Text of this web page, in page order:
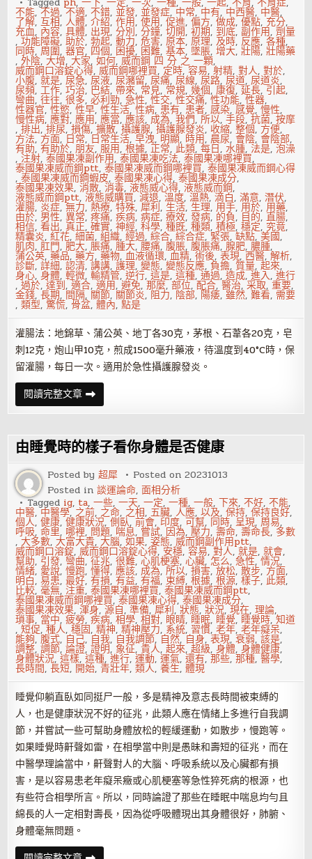
表
不能,不過,不適,不錯,並發,並發症, 中常, 中有, 中西醫, 中醫,
了解,互相,人體,介紹,作用,使用,促進,偏方,做成,優點, 充分,
充血, 內容,具體, 出現,分別,分鐘,切開,初期, 到底,副作用,劑量
,功能障礙,助於,勃起,動力,危害,原本,原理,及時, 反應,各種,
同時,周圍,器官, 四個, 困擾, 困難,基本,墜脹,增大,壯陽,壯陽藥
,外陰,大增,大家,如何,威而鋼 四 分 之 一顆,
威而鋼口溶錠心得,威而鋼哪裡買, 定時,容易,射精,對人,對於,
小腹,就是,尿急,尿液,尿瀦留,尿痛,尿線,尿路,尿道,尿道炎,
尿頻,工作,巧治, 巴結,帶來, 常見, 常規,幾個,康復,延長, 引起,
彎曲,往往,很多,必利勁,急性,性交,性交痛,性功能,性器,
性器官,性慾,性早,性生活,性病, 患有, 患者,感染,感覺,慢性,
慢性病,應對,應用,應當,應該, 成為,我們,所以,手段,抗菌,按摩
,排出,排尿,損傷,擴散,攝護腺,攝護腺發炎, 收縮,整個, 方便,
方法, 方面, 日常, 日常生活,早洩, 明顯, 時用, 晨尿, 會陰, 會陰部,
有助,有助於,朋友,服用,根據,正常,此類,每日,水腫, 法是,泡澡
,注射,泰國果凍副作用,泰國果凍吃法,泰國果凍哪裡買,
泰國果凍威而鋼ptt,泰國果凍威而鋼哪裡買,泰國果凍威而鋼心得
,泰國果凍威而鋼蝦皮,泰國果凍心得,泰國果凍成分,
泰國果凍效果,消散,消毒,液態威心得,液態威而鋼,
液態威而鋼ptt,液態威購買,減退,溫度,溫熱,滴白,滿意,潛伏,
灌腸, 炎症,無力,熱療,特殊,犀利,生活,生理, 用手, 用於, 用藥,
由於, 男性,異常,疼痛,疾病,病症,療效,發病, 的負, 目的,直腸,
相信,看出,真正,確實,神經,科學,種既,種類,積極,穩定, 究竟,
精囊炎,紅花,細菌,組織,經過,綜合,綜合症, 緊張,缺點,美國,
肌肉,肛門,肥大,脹痛,腫大,腰痛,腹脹,腹脹痛,腺肥,膿腫,
蒲公英,藥品,藥方,藥物,血液循環,血精,術後,表現,西醫,解析,
診斷,詳細,認清,講講,護理,變態,變態反應, 負擔,質量,起來,
身心,身體,輕微,輸精管,逆行,這是,這種,通過,造成,進入,進行
,過於,達到,適合,適用,避免,那麼,部位,配合,醫治,采取,重要,
金錢,長期, 間隔, 關節, 關節炎, 阻力, 陰部, 陽痿,雖然,難看, 需要
,類型,驚慌, 骨盆,體內,點是
灌腸法：地錦草、蒲公英、地丁各30克，茅根、石葦各20克，皂
刺12克，炮山甲10克，煎成1500毫升藥液，待溫度到40°C時，保
留灌腸，每日一次。適用於急性攝護腺發炎。
閱讀完整文章中
醫
和
醫
治
療
攝
護
腺
發
炎
各
顯
神
通
由睡覺時的樣子看你身體是否健康
Posted by超犀 Posted on20231013
Posted in談運論命,面相分析
Tagged ig, ta,一些,一天,一定,一種,一般,下來,不好,不能,
中醫,中醫學, 之前, 之命, 之相,五臟,人應,以及,保持,保持良好,
個人,健康,健康狀況,側臥,前會, 印度,可幫, 同時,呈現,周易,
呼吸,命里, 哪裡, 問題, 喘息, 嘗試, 因為,壓力,壽命,壽命長, 多數
,大多數,大富大貴,大腦,如果,姿態,威而鋼副作用ptt,
威而鋼口溶錠,威而鋼口溶錠心得, 安穩,容易,對人,就是,就會,
幫助, 引發, 彎曲,征兆,很難,心肌梗塞,心臟, 怎么,急性,情況,
情緒, 愛說,慢跑,懂得,應該, 成為,所以,損害,放松,散步, 方面,
明白,易患,最好,有損,有益,有福,束縛,根據,根源,樣子,此類,
比較,毫無, 注重,泰國果凍哪裡買,泰國果凍威而鋼ptt,
泰國果凍威而鋼哪裡買,泰國果凍心得,泰國果凍成分,
泰國果凍效果,渾身,源自,準備,犀利,狀態,狀況,現在,理論,
瑣事, 當中,疲勞,疾病,相學,相對, 眼睛, 睡眠, 睡覺, 睡覺時,知道
,短促,種人,穩固,精神,精神壓力, 系統, 習慣,老年,老年癡呆,
能夠,腹式, 自己, 自我, 自我調節, 自然, 自身,表現,衰弱,該是,
調整,調節,論證,證明, 象征,貴人,起來,超級,身體,身體健康,
身體狀況,這樣,這種,進行,運動,運氣,還有,那些,那種,醫學,
長時間,長短, 開始,青壯年,類人,養生,體現
睡覺仰躺直臥如同挺尸一般，多是精神及意志長時間被束縛的
人，也是健康狀況不好的征兆，此類人應在情緒上多進行自我調
節，并嘗試一些可幫助身體放松的輕緩運動，如散步，慢跑等。
如果睡覺時鼾聲如雷，在相學當中則是愚昧和壽短的征兆，而在
中醫學理論當中，鼾聲對人的大腦、呼吸系統以及心臟都有損
害，是以容易患老年癡呆癥或心肌梗塞等急性猝死病的根源，也
有些符合相學所言。所以，同時論證了那些在睡眠中喘息均勻且
綿長的人一定相對壽長，因為從呼吸體現出其身體很好，肺腑、
身體毫無問題。